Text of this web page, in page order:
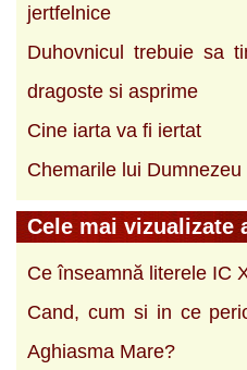
jertfelnice
Duhovnicul trebuie sa
dragoste si asprime
Cine iarta va fi iertat
Chemarile lui Dumnezeu
Cele mai vizualizate
Ce înseamnă literele IC
Cand, cum si in ce
Aghiasma Mare?